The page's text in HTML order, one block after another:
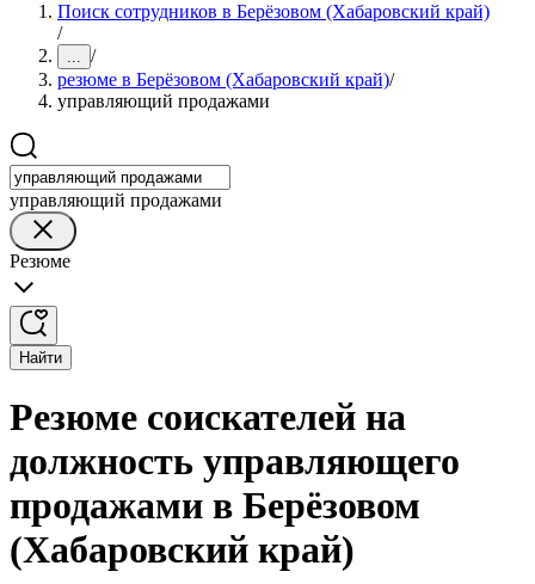
Поиск сотрудников в Берёзовом (Хабаровский край)
/
... /
резюме в Берёзовом (Хабаровский край)/
управляющий продажами
управляющий продажами
Резюме
Найти
Резюме соискателей на
должность управляющего
продажами в Берёзовом
(Хабаровский край)